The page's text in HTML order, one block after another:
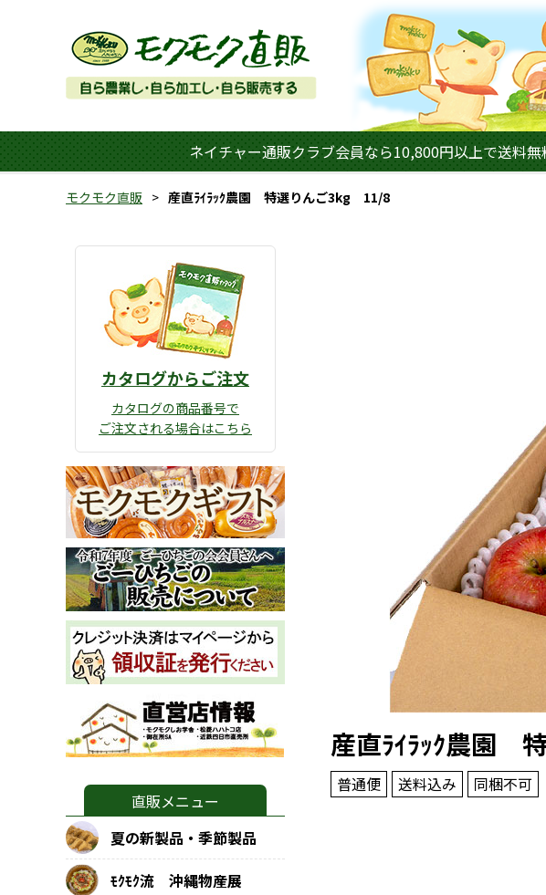
ネイチャー通販クラブ会員なら10,800円以上で送料
モクモク直販 産直ﾗｲﾗｯｸ農園 特選りんご3kg 11/8
産直ﾗｲﾗｯｸ農園
普通便 送料込み 同梱不可
カタログからご注文
カタログの商品番号で
ご注文される場合はこちら
直販メニュー
夏の新製品・季節製品
ﾓｸﾓｸ流 沖縄物産展